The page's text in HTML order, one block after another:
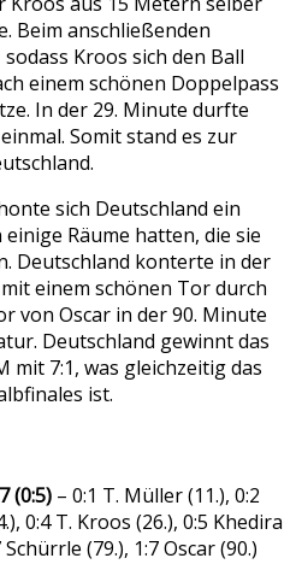
Beim anschließenden
Kroos sich den Ball
einem schönen Doppelpass
In der 29. Minute durfte
Somit stand es zur
sich Deutschland ein
Räume hatten, die sie
Deutschland konterte in der
einem schönen Tor durch
von Oscar in der 90. Minute
Deutschland gewinnt das
mit 7:1, was gleichzeitig das
ist.
(0:5) – 0:1 T. Müller (11.), 0:2
0:4 T. Kroos (26.), 0:5 Khedira
(79.), 1:7 Oscar (90.)